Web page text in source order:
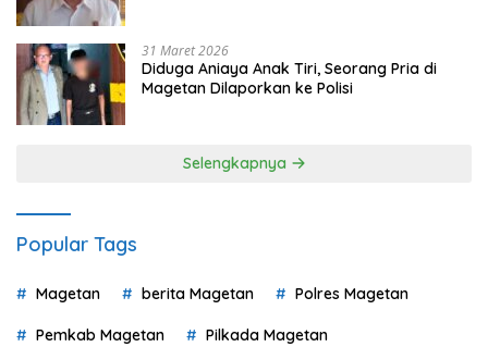
31 Maret 2026
Diduga Aniaya Anak Tiri, Seorang Pria di
Magetan Dilaporkan ke Polisi
Selengkapnya
Popular Tags
Magetan berita Magetan Polres Magetan
Pemkab Magetan Pilkada Magetan